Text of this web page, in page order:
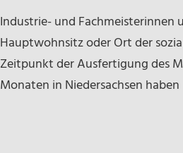
Industrie- und Fachmeisterinnen
Hauptwohnsitz oder Ort der
Zeitpunkt der Ausfertigung des
Monaten in Niedersachsen haben